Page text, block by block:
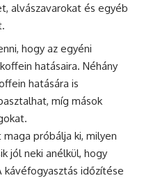
alvászavarokat és egyéb
hogy az egyéni
hatásaira. Néhány
hatására is
míg mások
próbálja ki, milyen
jól neki anélkül, hogy
időzítése